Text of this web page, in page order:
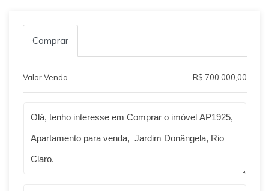
Comprar
Valor Venda R$ 700.000,00